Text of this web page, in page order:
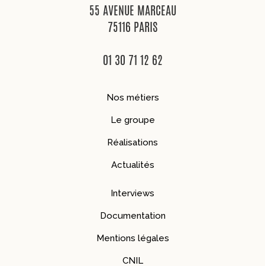
55 AVENUE MARCEAU
75116 PARIS
01 30 71 12 62
Nos métiers
Le groupe
Réalisations
Actualités
Interviews
Documentation
Mentions légales
CNIL